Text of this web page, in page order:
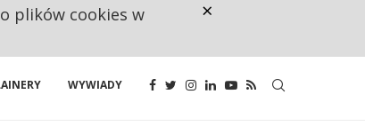
WYWIADY
plików cookies w
×